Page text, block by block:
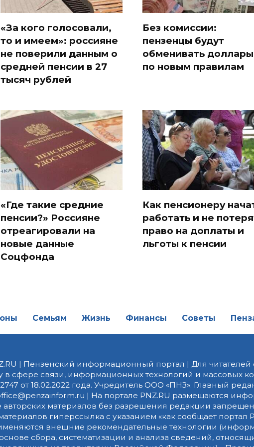
Рекомендуем
«За кого голосовали,
то и имеем»: россияне
не поверили данным о
средней пенсии в 27
тысяч рублей
Без комиссии:
пензенцы будут
обменивать доллары
по новым правилам
отреагировали на
новые данные
Соцфонда
право на доплаты и
льготы к пенсии